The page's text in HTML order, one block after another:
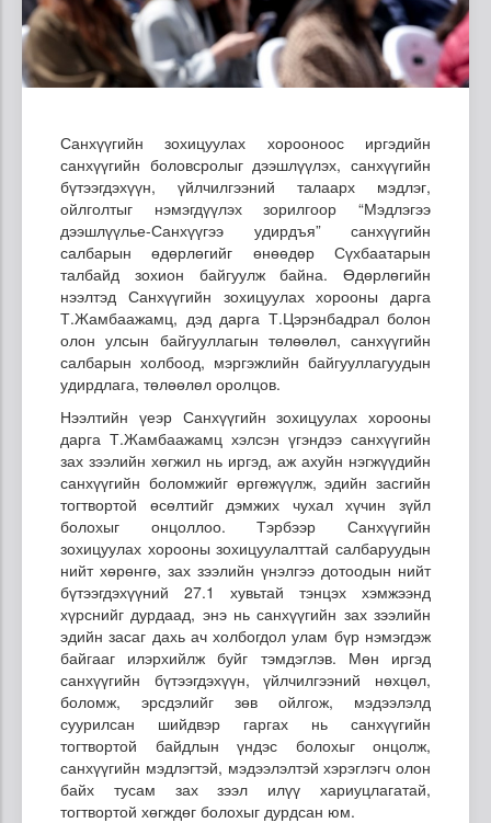
Санхүүгийн зохицуулах хорооноос иргэдийн
санхүүгийн боловсролыг дээшлүүлэх, санхүүгийн
бүтээгдэхүүн, үйлчилгээний талаарх мэдлэг,
ойлголтыг нэмэгдүүлэх зорилгоор “Мэдлэгээ
дээшлүүлье-Санхүүгээ удирдъя” санхүүгийн
салбарын өдөрлөгийг өнөөдөр Сүхбаатарын
талбайд зохион байгуулж байна. Өдөрлөгийн
нээлтэд Санхүүгийн зохицуулах хорооны дарга
Т.Жамбаажамц, дэд дарга Т.Цэрэнбадрал болон
олон улсын байгууллагын төлөөлөл, санхүүгийн
салбарын холбоод, мэргэжлийн байгууллагуудын
удирдлага, төлөөлөл оролцов.
Нээлтийн үеэр Санхүүгийн зохицуулах хорооны
дарга Т.Жамбаажамц хэлсэн үгэндээ санхүүгийн
зах зээлийн хөгжил нь иргэд, аж ахуйн нэгжүүдийн
санхүүгийн боломжийг өргөжүүлж, эдийн засгийн
тогтвортой өсөлтийг дэмжих чухал хүчин зүйл
болохыг онцоллоо. Тэрбээр Санхүүгийн
зохицуулах хорооны зохицуулалттай салбаруудын
нийт хөрөнгө, зах зээлийн үнэлгээ дотоодын нийт
бүтээгдэхүүний 27.1 хувьтай тэнцэх хэмжээнд
хүрснийг дурдаад, энэ нь санхүүгийн зах зээлийн
эдийн засаг дахь ач холбогдол улам бүр нэмэгдэж
байгааг илэрхийлж буйг тэмдэглэв. Мөн иргэд
санхүүгийн бүтээгдэхүүн, үйлчилгээний нөхцөл,
боломж, эрсдэлийг зөв ойлгож, мэдээлэлд
суурилсан шийдвэр гаргах нь санхүүгийн
тогтвортой байдлын үндэс болохыг онцолж,
санхүүгийн мэдлэгтэй, мэдээлэлтэй хэрэглэгч олон
байх тусам зах зээл илүү хариуцлагатай,
тогтвортой хөгждөг болохыг дурдсан юм.